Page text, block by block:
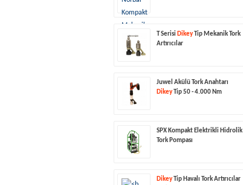
T Serisi DikeyTip Mekanik Tork
Artırıcılar
Juwel Akülü Tork Anahtarı
DikeyTip 50 - 4.000 Nm
SPX Kompakt Elektrikli Hidrolik
Tork Pompası
Dikey Tip Havalı Tork Artırıcılar